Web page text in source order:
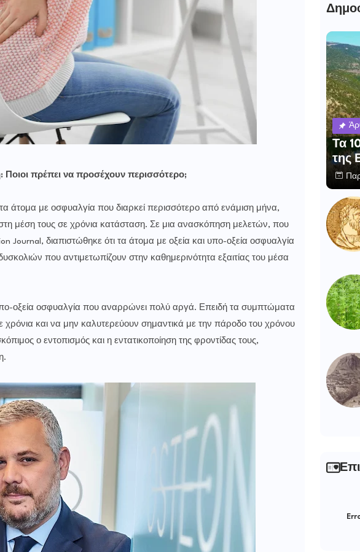
Ποιοι πρέπει να προσέχουν περισσότερο;
τα άτομα με οσφυαλγία που διαρκεί περισσότερο από ενάμιση μήνα,
μέση τους σε χρόνια κατάσταση. Σε μια ανασκόπηση μελετών, που
Journal, διαπιστώθηκε ότι τα άτομα με οξεία και υπο-οξεία οσφυαλγία
που αντιμετωπίζουν στην καθημερινότητα εξαιτίας του μέσα
οξεία οσφυαλγία που αναρρώνει πολύ αργά. Επειδή τα συμπτώματα
και να μην καλυτερεύουν σημαντικά με την πάροδο του χρόνου
ο εντοπισμός και η εντατικοποίηση της φροντίδας τους,
Τα
της